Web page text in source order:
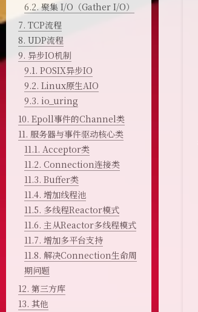
6.2. 聚集 I/O（Gather I/O）
7. TCP流程
8. UDP流程
9. 异步IO机制
9.1. POSIX异步IO
9.2. Linux原生AIO
9.3. io_uring
10. Epoll事件的Channel类
11. 服务器与事件驱动核心类
11.1. Acceptor类
11.2. Connection连接类
11.3. Buffer类
11.4. 增加线程池
11.5. 多线程Reactor模式
11.6. 主从Reactor多线程模式
11.7. 增加多平台支持
11.8. 解决Connection生命周
期问题
12. 第三方库
13. 其他